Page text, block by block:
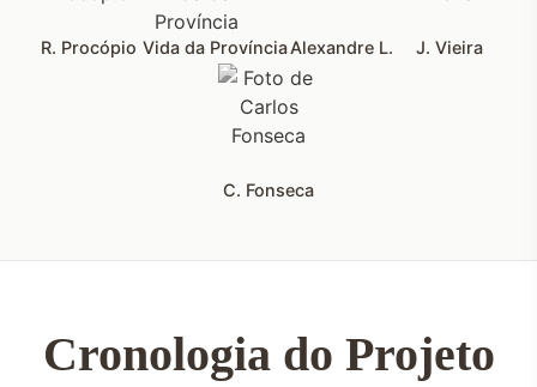
R. Procópio Vida da ProvínciaAlexandre L. J. Vieira
C. Fonseca
Cronologia do Projeto